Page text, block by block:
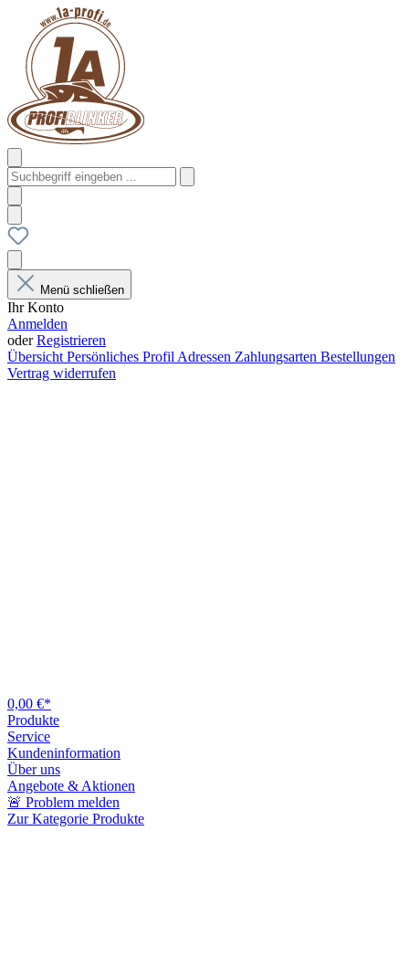
Menü schließen
Ihr Konto
Anmelden
oderRegistrieren
Übersicht Persönliches Profil Adressen Zahlungsarten Bestellungen
Vertrag widerrufen
0,00 €*
Produkte
Service
Kundeninformation
Über uns
Angebote & Aktionen
🚨 Problem melden
Zur Kategorie Produkte